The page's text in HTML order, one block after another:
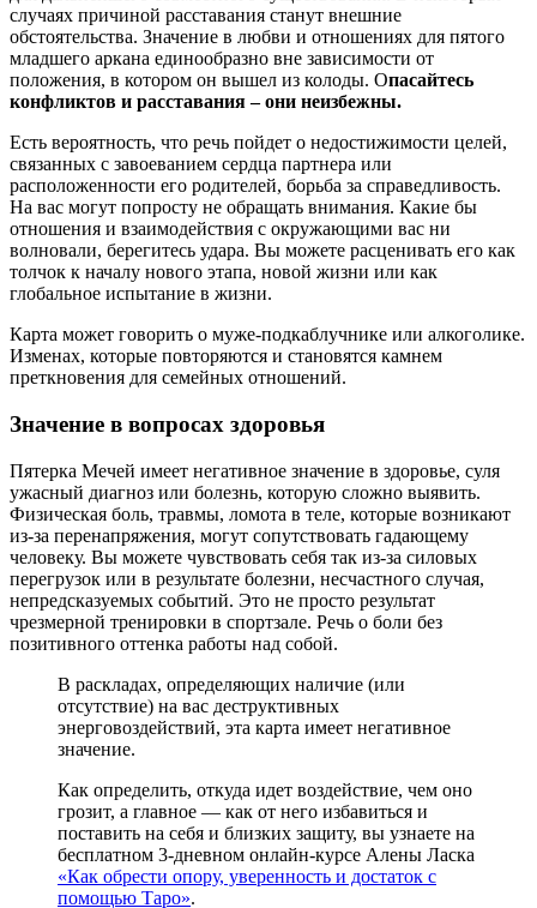
случаях причиной расставания станут внешние
обстоятельства. Значение в любви и отношениях для пятого
младшего аркана единообразно вне зависимости от
положения, в котором он вышел из колоды. Опасайтесь
конфликтов и расставания – они неизбежны.
Есть вероятность, что речь пойдет о недостижимости целей,
связанных с завоеванием сердца партнера или
расположенности его родителей, борьба за справедливость.
На вас могут попросту не обращать внимания. Какие бы
отношения и взаимодействия с окружающими вас ни
волновали, берегитесь удара. Вы можете расценивать его как
толчок к началу нового этапа, новой жизни или как
глобальное испытание в жизни.
Карта может говорить о муже-подкаблучнике или алкоголике.
Изменах, которые повторяются и становятся камнем
преткновения для семейных отношений.
Значение в вопросах здоровья
Пятерка Мечей имеет негативное значение в здоровье, суля
ужасный диагноз или болезнь, которую сложно выявить.
Физическая боль, травмы, ломота в теле, которые возникают
из-за перенапряжения, могут сопутствовать гадающему
человеку. Вы можете чувствовать себя так из-за силовых
перегрузок или в результате болезни, несчастного случая,
непредсказуемых событий. Это не просто результат
чрезмерной тренировки в спортзале. Речь о боли без
позитивного оттенка работы над собой.
В раскладах, определяющих наличие (или
отсутствие) на вас деструктивных
энерговоздействий, эта карта имеет негативное
значение.
Как определить, откуда идет воздействие, чем оно
грозит, а главное — как от него избавиться и
поставить на себя и близких защиту, вы узнаете на
бесплатном 3-дневном онлайн-курсе Алены Ласка
«Как обрести опору, уверенность и достаток с
помощью Таро».